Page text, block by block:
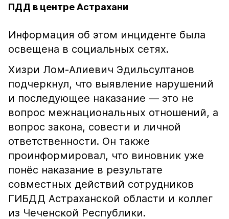
ПДД в центре Астрахани
Информация об этом инциденте была
освещена в социальных сетях.
Хизри Лом-Алиевич Эдильсултанов
подчеркнул, что выявление нарушений
и последующее наказание — это не
вопрос межнациональных отношений, а
вопрос закона, совести и личной
ответственности. Он также
проинформировал, что виновник уже
понёс наказание в результате
совместных действий сотрудников
ГИБДД Астраханской области и коллег
из Чеченской Республики.